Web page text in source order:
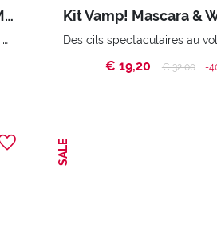
Kit Vamp! Lash Extender & Miss Pupa Gloss
Le mascara de Pupa dans sa version Extender et Miss Pupa Gloss
€ 19,20
Price
€ 32,00to -
SALE